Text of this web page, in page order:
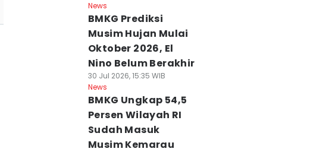
News
BMKG Prediksi
Musim Hujan Mulai
Oktober 2026, El
Nino Belum Berakhir
30 Jul 2026, 15:35 WIB
News
BMKG Ungkap 54,5
Persen Wilayah RI
Sudah Masuk
Musim Kemarau